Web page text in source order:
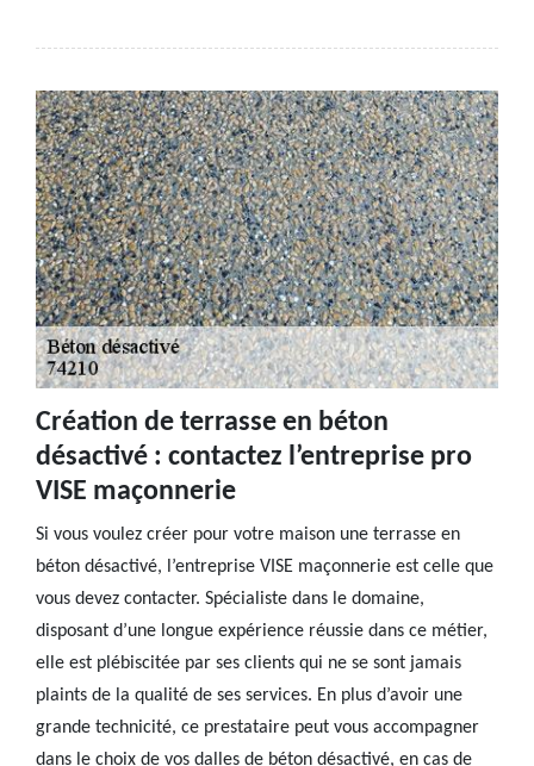
Création de terrasse en béton
désactivé : contactez l’entreprise pro
VISE maçonnerie
Si vous voulez créer pour votre maison une terrasse en
béton désactivé, l’entreprise VISE maçonnerie est celle que
vous devez contacter. Spécialiste dans le domaine,
disposant d’une longue expérience réussie dans ce métier,
elle est plébiscitée par ses clients qui ne se sont jamais
plaints de la qualité de ses services. En plus d’avoir une
grande technicité, ce prestataire peut vous accompagner
dans le choix de vos dalles de béton désactivé, en cas de